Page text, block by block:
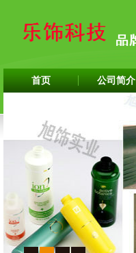
首页 公司简介